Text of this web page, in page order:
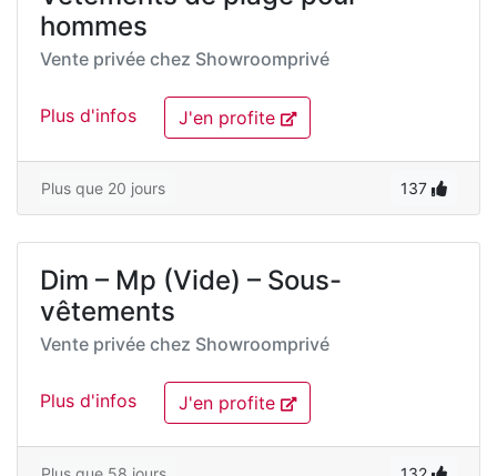
hommes
Vente privée chez Showroomprivé
Plus d'infos J'en profite
Plus que 20 jours 137
Dim – Mp (Vide) – Sous-
vêtements
Vente privée chez Showroomprivé
Plus d'infos J'en profite